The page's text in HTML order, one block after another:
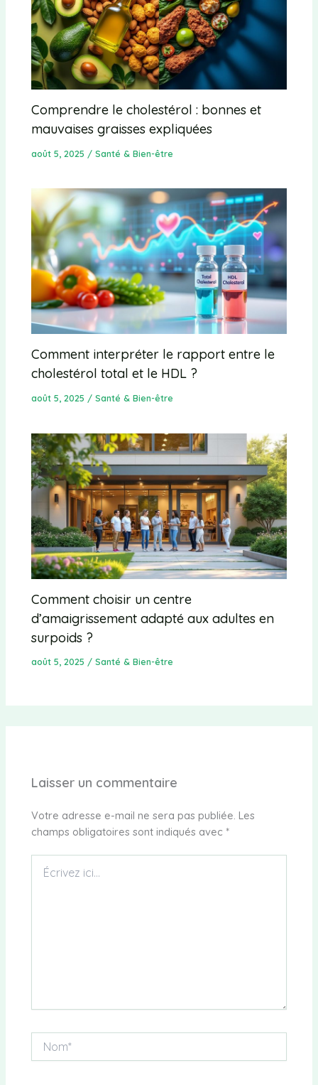
Comprendre le cholestérol : bonnes et
mauvaises graisses expliquées
août 5, 2025 /Santé & Bien-être
Comment interpréter le rapport entre le
cholestérol total et le HDL ?
août 5, 2025 /Santé & Bien-être
Comment choisir un centre
d’amaigrissement adapté aux adultes en
surpoids ?
août 5, 2025 /Santé & Bien-être
Laisser un commentaire
Votre adresse e-mail ne sera pas publiée. Les
champs obligatoires sont indiqués avec *
ici…